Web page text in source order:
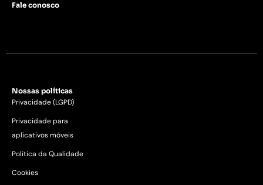
Fale conosco
Nossas políticas
Privacidade (LGPD)
Privacidade para
aplicativos móveis
Política da Qualidade
Cookies